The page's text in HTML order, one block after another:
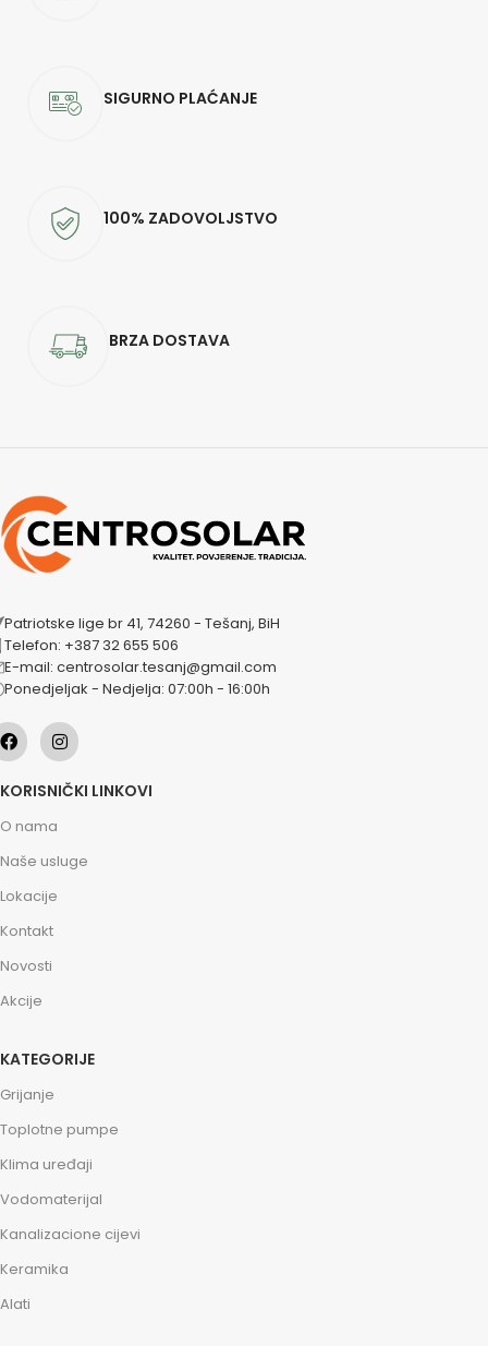
SIGURNO PLAĆANJE
100% ZADOVOLJSTVO
BRZA DOSTAVA
Patriotske lige br 41, 74260 - Tešanj, BiH
Telefon: +387 32 655 506
E-mail: centrosolar.tesanj@gmail.com
Ponedjeljak - Nedjelja: 07:00h - 16:00h
KORISNIČKI LINKOVI
O nama
Naše usluge
Lokacije
Kontakt
Novosti
Akcije
KATEGORIJE
Grijanje
Toplotne pumpe
Klima uređaji
Vodomaterijal
Kanalizacione cijevi
Keramika
Alati